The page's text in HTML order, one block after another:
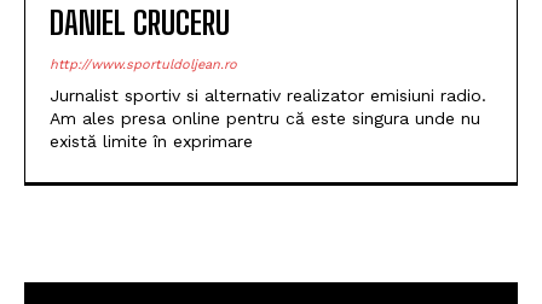
Jurnalist sportiv si alternativ realizator emisiuni radio.
există limite în exprimare